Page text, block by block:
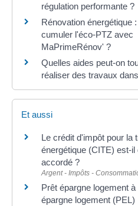
régulation performante ?
Rénovation énergétique
cumuler l'éco-PTZ avec
MaPrimeRénov' ?
Quelles aides peut-on
réaliser des travaux
Et aussi
Le crédit d'impôt pour la
énergétique (CITE) est-il
accordé ?
Argent - Impôts -
Prêt épargne logement
épargne logement (PEL)